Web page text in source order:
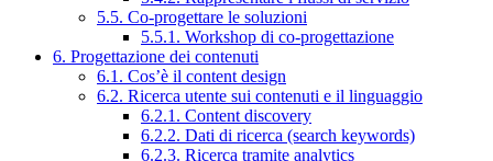
5.5. Co-progettare le soluzioni
5.5.1. Workshop di co-progettazione
6. Progettazione dei contenuti
6.1. Cos’è il content design
6.2. Ricerca utente sui contenuti e il linguaggio
6.2.1. Content discovery
6.2.2. Dati di ricerca (search keywords)
6.2.3. Ricerca tramite analytics